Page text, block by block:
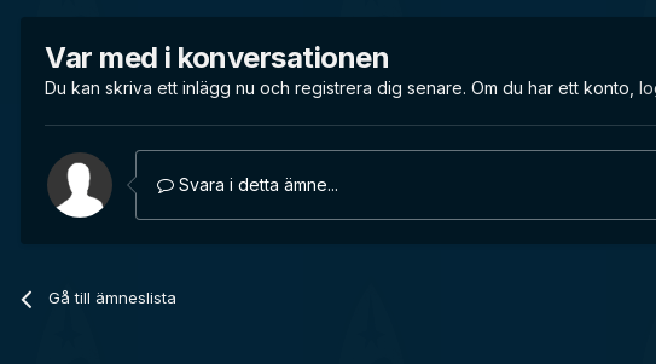
Var med i konversationen
Du kan skriva ett inlägg nu och registrera dig senare. Om du har ett konto,
Svara i detta ämne...
Gå till ämneslista